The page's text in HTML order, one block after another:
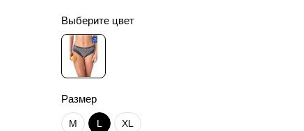
Выберите цвет
Размер
M L XL